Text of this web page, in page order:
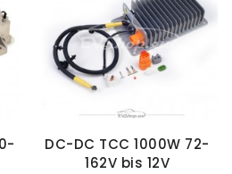
DC-DC TCC 1000W 72-
162V bis 12V